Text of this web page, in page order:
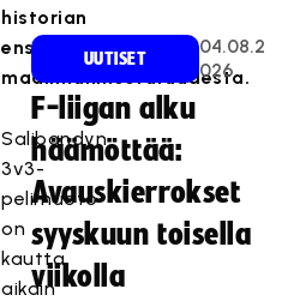
historian
ensimmäisestä
maailmanmestaruudesta.
Salibandyn
3v3-
pelimuoto
on
kautta
aikain
UUTISET
04.08.2
026
F-liigan alku
häämöttää:
Avauskierrokset
syyskuun toisella
viikolla